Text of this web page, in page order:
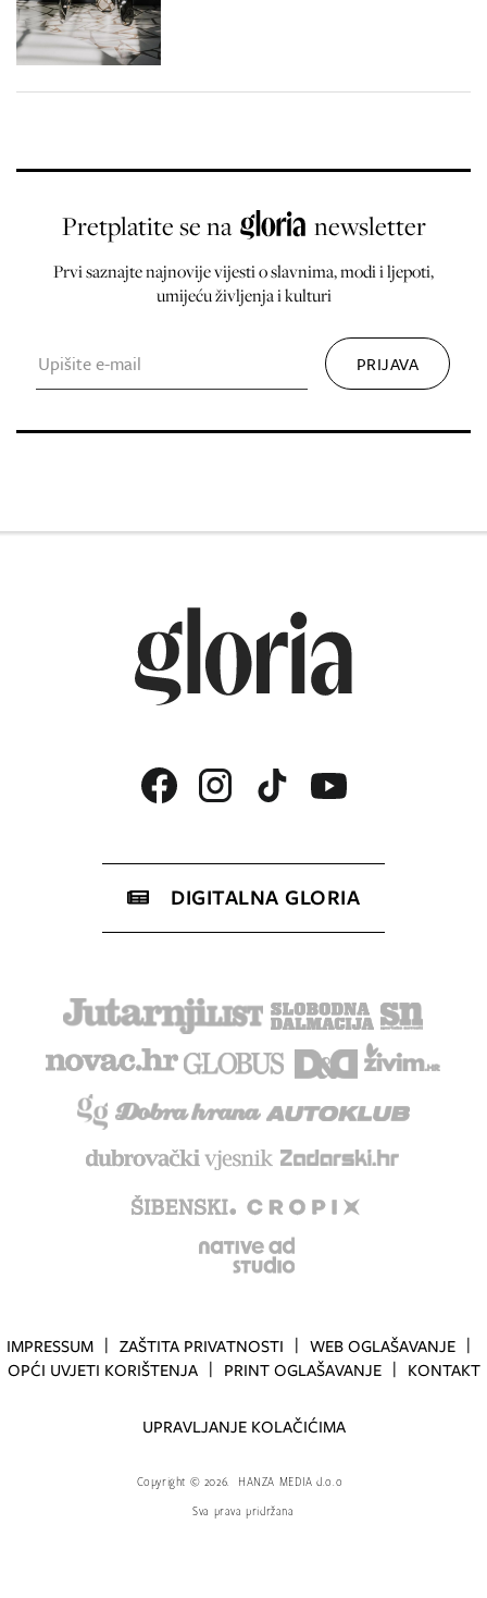
Pretplatite se na newsletter
Prvi saznajte najnovije vijesti o slavnima, modi i ljepoti,
umijeću življenja i kulturi
DIGITALNA GLORIA
IMPRESSUM ZAŠTITA PRIVATNOSTI
WEB OGLAŠAVANJE
OPĆI UVJETI KORIŠTENJA
PRINT OGLAŠAVANJE KONTAKT
UPRAVLJANJE KOLAČIĆIMA
Copyright © 2026.
HANZA MEDIA d.o.o
Sva prava pridržana